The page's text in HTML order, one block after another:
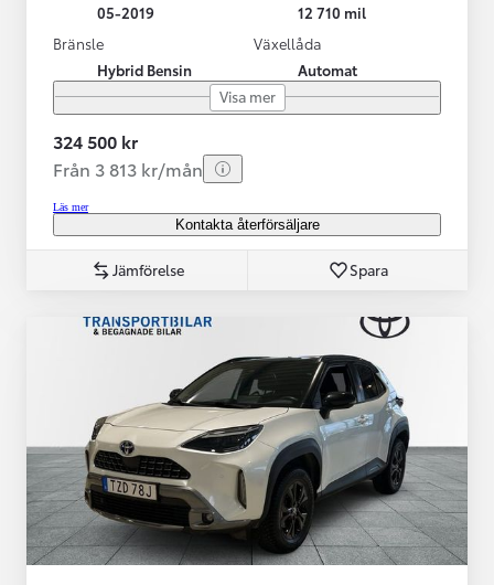
05-2019
12 710 mil
Bränsle
Hybrid Bensin
Växellåda
Automat
Visa mer
324 500 kr
Från 3 813 kr/mån
Läs mer
Kontakta återförsäljare
Jämförelse Spara